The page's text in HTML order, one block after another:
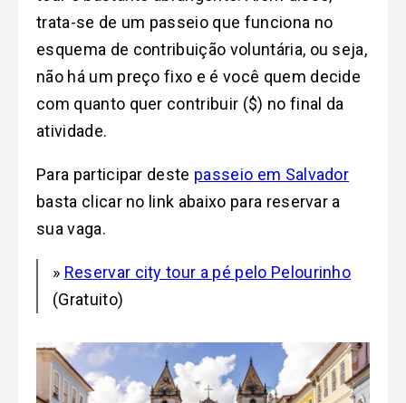
trata-se de um passeio que funciona no
esquema de contribuição voluntária, ou seja,
não há um preço fixo e é você quem decide
com quanto quer contribuir ($) no final da
atividade.
Para participar deste passeio em Salvador
basta clicar no link abaixo para reservar a
sua vaga.
» Reservar city tour a pé pelo Pelourinho
(Gratuito)